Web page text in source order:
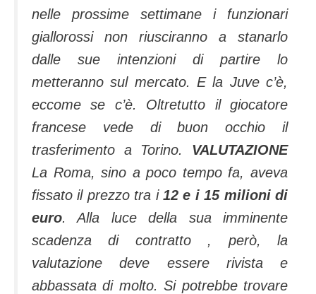
nelle prossime settimane i funzionari
giallorossi non riusciranno a stanarlo
dalle sue intenzioni di partire lo
metteranno sul mercato. E la Juve c’è,
eccome se c’è. Oltretutto il giocatore
francese vede di buon occhio il
trasferimento a Torino. VALUTAZIONE
La Roma, sino a poco tempo fa, aveva
fissato il prezzo tra i 12 e i 15 milioni di
euro. Alla luce della sua imminente
scadenza di contratto , però, la
valutazione deve essere rivista e
abbassata di molto. Si potrebbe trovare